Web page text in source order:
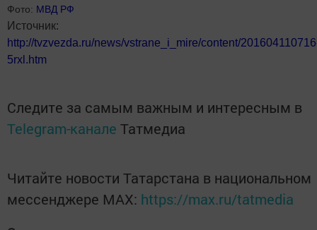
Фото: МВД РФ
Источник:
http://tvzvezda.ru/news/vstrane_i_mire/content/
5rxl.htm
Следите за самым важным и интересным в
Telegram-канале Татмедиа
Читайте новости Татарстана в национальном
мессенджере MАХ: https://max.ru/tatmedia